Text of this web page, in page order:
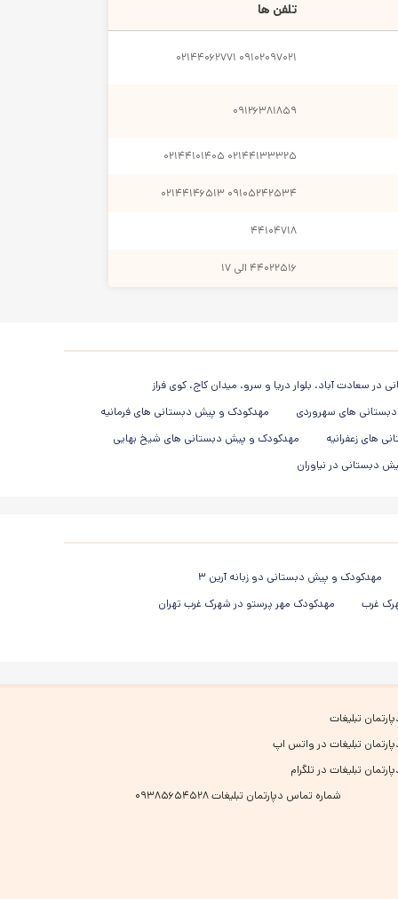
مند باشد.
میگیرد.
برطرف کند.
کرد.
مسافت را فدای این جزئیات تاثیر گذار نکنید.
تلفن ها
۰۹۱۰۲۰۹۷۰۲۱ ۰۲۱۴۴۰۶۲۷۷۱
۰۹۱۲۶۳۸۱۸۵۹
۰۲۱۴۴۱۳۳۳۲۵ ۰۲۱۴۴۱۰۱۴۰۵
۰۹۱۰۵۲۴۲۵۳۴ ۰۲۱۴۴۱۴۶۵۱۳
۴۴۱۰۴۷۱۸
۴۴۰۲۲۵۱۶ الی ۱۷
سعادت آباد، بلوار دریا و سرو، میدان کاج، کوی فراز
های سهروردی
مهدکودک و پیش دبستانی های فرمانیه
های زعفرانیه
مهدکودک و پیش دبستانی های شیخ بهایی
دبستانی در نیاوران
مهدکودک و پیش دبستانی دو زبانه آرین ۳
غرب
مهدکودک مهر پرستو در شهرک غرب تهران
تبلیغات
تبلیغات در واتس اپ
تبلیغات در تلگرام
شماره تماس دپارتمان تبلیغات ۰۹۳۸۵۶۵۴۵۲۸